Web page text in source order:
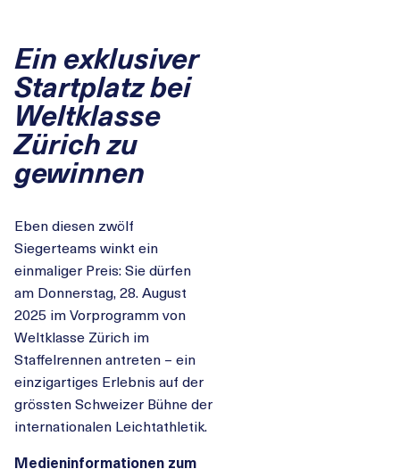
Ein exklusiver
Startplatz bei
Weltklasse
Zürich zu
gewinnen
Eben diesen zwölf
Siegerteams winkt ein
einmaliger Preis: Sie dürfen
am Donnerstag, 28. August
2025 im Vorprogramm von
Weltklasse Zürich im
Staffelrennen antreten – ein
einzigartiges Erlebnis auf der
grössten Schweizer Bühne der
internationalen Leichtathletik.
Medieninformationen zum